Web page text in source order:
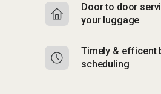
Door to door
your luggage
Timely & efficent
scheduling